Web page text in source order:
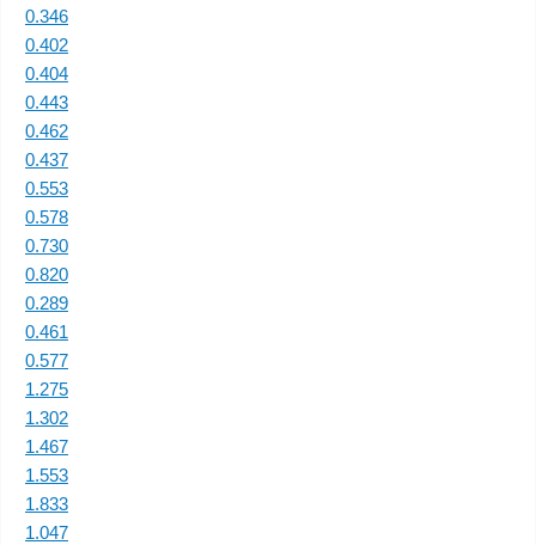
0.346
0.402
0.404
0.443
0.462
0.437
0.553
0.578
0.730
0.820
0.289
0.461
0.577
1.275
1.302
1.467
1.553
1.833
1.047